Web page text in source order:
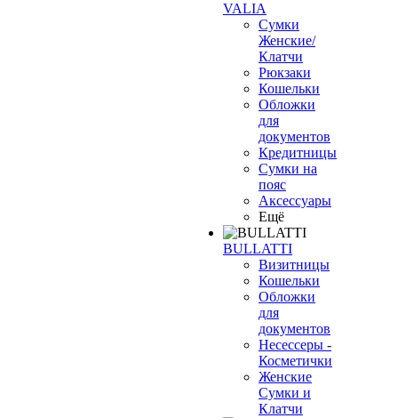
VALIA
Сумки
Женские/
Клатчи
Рюкзаки
Кошельки
Обложки
для
документов
Кредитницы
Сумки на
пояс
Аксессуары
Ещё
BULLATTI
Визитницы
Кошельки
Обложки
для
документов
Несессеры -
Косметички
Женские
Сумки и
Клатчи